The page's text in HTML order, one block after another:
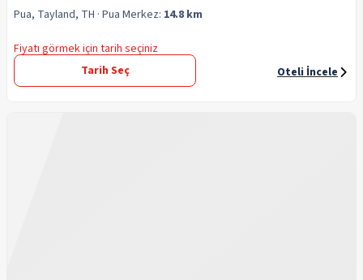
Pua, Tayland, TH · Pua Merkez: 14.8 km
Fiyatı görmek için tarih seçiniz
Tarih Seç
Oteli İncele